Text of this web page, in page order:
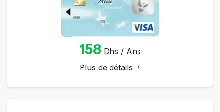
158 Dhs / Ans
Plus de détails